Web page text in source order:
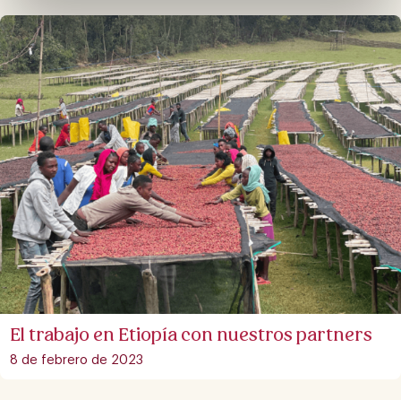
El trabajo en Etiopía con nuestros partners
8 de febrero de 2023